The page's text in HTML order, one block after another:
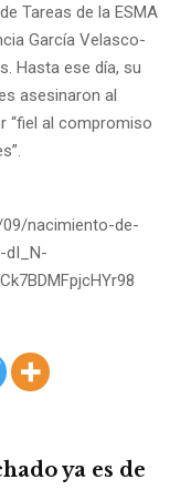
Tareas de la ESMA
García Velasco-
Hasta ese día, su
asesinaron al
“fiel al compromiso
nacimiento-de-
dI_N-
ya es de